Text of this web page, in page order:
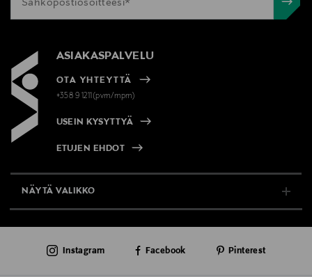
ASIAKASPALVELU
OTA YHTEYTTÄ
+358 9 1211(pvm/mpm)
USEIN KYSYTTYÄ
ETUJEN EHDOT
NÄYTÄ VALIKKO
AJANKOHTAISTA
Instagram Facebook Pinterest